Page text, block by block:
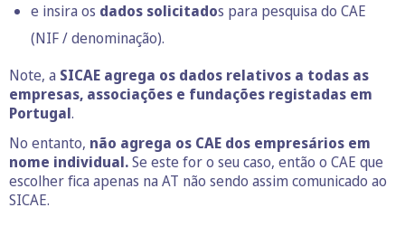
e insira os dados solicitados para pesquisa do CAE
(NIF / denominação).
Note, a SICAE agrega os dados relativos a todas as
empresas, associações e fundações registadas em
Portugal.
No entanto, não agrega os CAE dos empresários em
nome individual.Se este for o seu caso, então o CAE que
escolher fica apenas na AT não sendo assim comunicado ao
SICAE.